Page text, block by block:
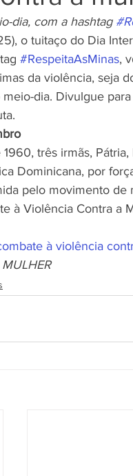
(PCD)
dia, com a hashtag
o tuitaço do Dia
#RespeitaAsMinas,
da violência, seja
dia. Divulgue
três irmãs,
Dominicana, por
pelo movimento
à Violência Contra a
à violência